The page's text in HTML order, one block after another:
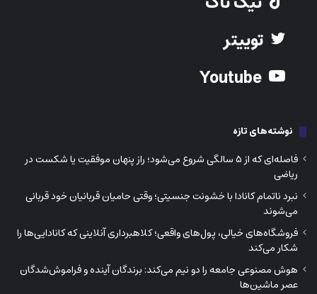
توییتر
نوشته‌های تازه
فاصله‌ای که از ۵ سالگی شروع می‌شود؛ راز پنهان موفقیت یا شکست در
ریاضی
نبرد ناتمام کانادا با خشونت جنسیتی؛ وقتی حامیان قربانیان خود قربانی
می‌شوند
فروشگاه‌های خیالی، پول‌های واقعی؛ کلاهبرداری آنلاینی که کانادایی‌ها را
شکار می‌کند
هوش مصنوعی جامعه را دو نیم می‌کند: برندگان آینده و فراموش‌شدگان
عصر ماشین‌ها